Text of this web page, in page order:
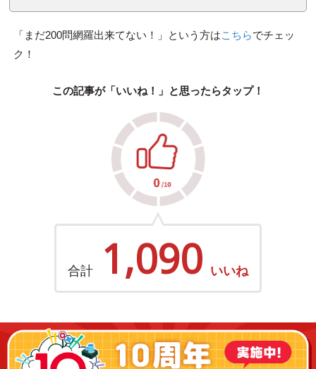
「まだ200問網羅出来てない！」という方はこちらでチェッ
ク！
この記事が「いいね！」と思ったらタップ！
合計 1,090 いいね